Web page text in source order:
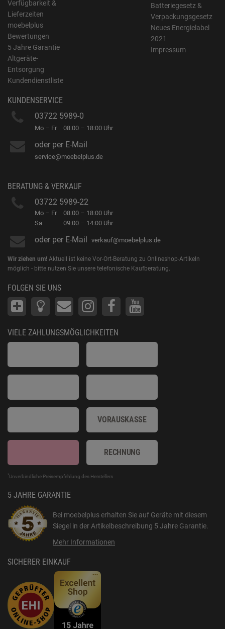
Verfügbarkeit &
Lieferzeiten
moebelplus
Bewertungen
5 Jahre Garantie
Altgeräte-
Entsorgung
Kundendienstliste
Batteriegesetz &
Verpackungsgesetz
Neues Energielabel
2021
Impressum
KUNDENSERVICE
03722 5989-0
Mo – Fr 08:00 – 18:00 Uhr
oder per E-Mail
service@moebelplus.de
BERATUNG & VERKAUF
03722 5989-22
Mo – Fr
Sa
08:00 – 18:00 Uhr
09:00 – 14:00 Uhr
oder per E-Mail verkauf@moebelplus.de
Wir ziehen um! Aktuell ist keine Vor-Ort-Beratung zu Onlineshop-Artikeln
möglich - bitte nutzen Sie unsere telefonische Kaufberatung.
FOLGEN SIE UNS
VIELE ZAHLUNGSMÖGLICHKEITEN
VORAUSKASSE
RECHNUNG
*Unverbindliche Preisempfehlung des Herstellers
5 JAHRE GARANTIE
Bei moebelplus erhalten Sie auf Geräte mit diesem
Siegel in der Artikelbeschreibung 5 Jahre Garantie.
Mehr Informationen
SICHERER EINKAUF